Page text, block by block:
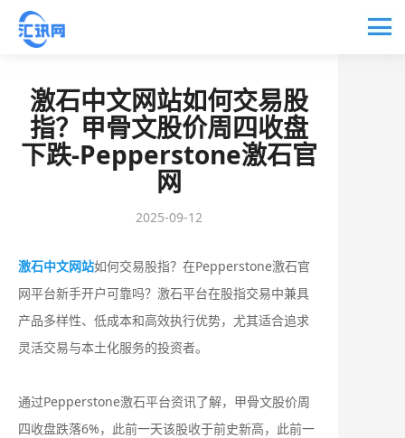
激石中文网站如何交易股
指？甲骨文股价周四收盘
下跌-Pepperstone激石官
网
2025-09-12
激石中文网站如何交易股指？在Pepperstone激石官
网平台新手开户可靠吗？激石平台在股指交易中兼具
产品多样性、低成本和高效执行优势，尤其适合追求
灵活交易与本土化服务的投资者。
通过Pepperstone激石平台资讯了解，甲骨文股价周
四收盘跌落6%，此前一天该股收于前史新高，此前一